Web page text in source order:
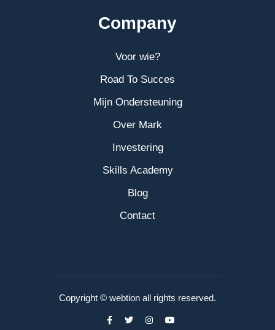
Company
Voor wie?
Road To Succes
Mijn Ondersteuning
Over Mark
Investering
Skills Academy
Blog
Contact
Copyright © webtion all rights reserved.